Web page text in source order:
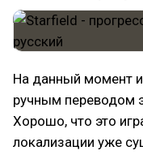
На данный момент
ручным переводом
Хорошо, что это
локализации уже